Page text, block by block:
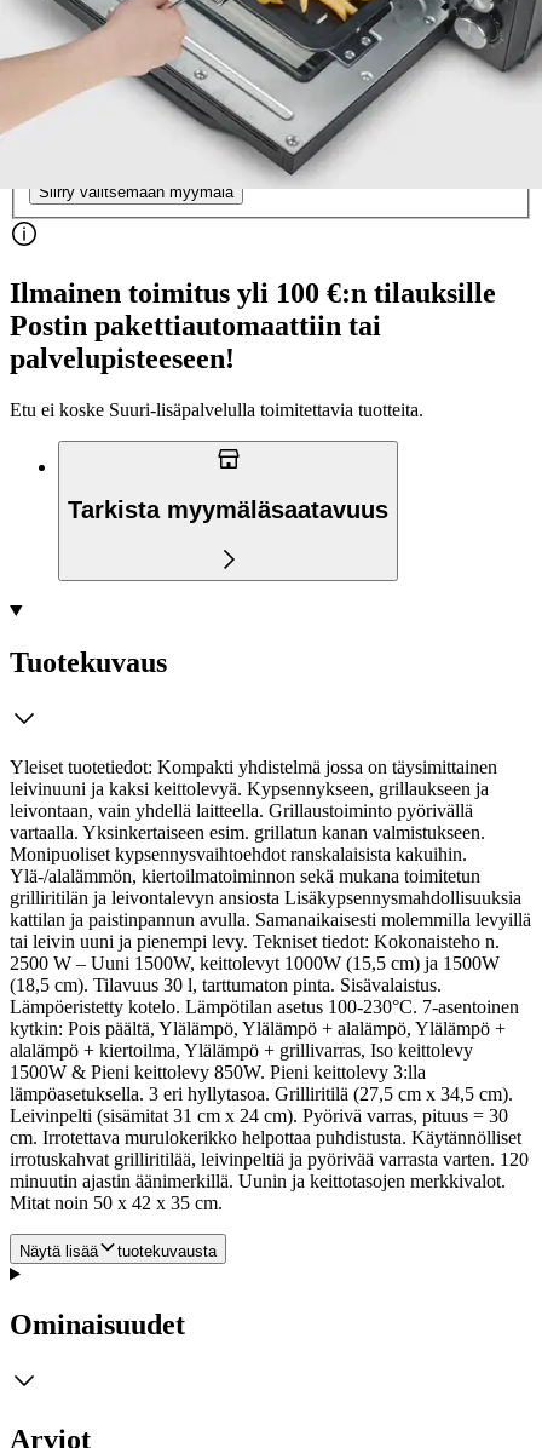
Hinta ilman S-Etukorttia:
199,00 €
Verkkokaupan hinta
Valitse toimitustapa
Siirry valitsemaan myymälä
Kotiin tai noutopisteeseen
Ilmainen toimitus yli 100 €:n tilauksille
Postin pakettiautomaattiin tai
palvelupisteeseen!
Etu ei koske Suuri‑lisäpalvelulla toimitettavia tuotteita.
Tarkista myymäläsaatavuus
Tuotekuvaus
Yleiset tuotetiedot: Kompakti yhdistelmä jossa on täysimittainen
leivinuuni ja kaksi keittolevyä. Kypsennykseen, grillaukseen ja
leivontaan, vain yhdellä laitteella. Grillaustoiminto pyörivällä
vartaalla. Yksinkertaiseen esim. grillatun kanan valmistukseen.
Monipuoliset kypsennysvaihtoehdot ranskalaisista kakuihin.
Ylä-/alalämmön, kiertoilmatoiminnon sekä mukana toimitetun
grilliritilän ja leivontalevyn ansiosta Lisäkypsennysmahdollisuuksia
kattilan ja paistinpannun avulla. Samanaikaisesti molemmilla levyillä
tai leivin uuni ja pienempi levy. Tekniset tiedot: Kokonaisteho n.
2500 W – Uuni 1500W, keittolevyt 1000W (15,5 cm) ja 1500W
(18,5 cm). Tilavuus 30 l, tarttumaton pinta. Sisävalaistus.
Lämpöeristetty kotelo. Lämpötilan asetus 100-230°C. 7-asentoinen
kytkin: Pois päältä, Ylälämpö, Ylälämpö + alalämpö, Ylälämpö +
alalämpö + kiertoilma, Ylälämpö + grillivarras, Iso keittolevy
1500W & Pieni keittolevy 850W. Pieni keittolevy 3:lla
lämpöasetuksella. 3 eri hyllytasoa. Grilliritilä (27,5 cm x 34,5 cm).
Leivinpelti (sisämitat 31 cm x 24 cm). Pyörivä varras, pituus = 30
cm. Irrotettava murulokerikko helpottaa puhdistusta. Käytännölliset
irrotuskahvat grilliritilää, leivinpeltiä ja pyörivää varrasta varten. 120
minuutin ajastin äänimerkillä. Uunin ja keittotasojen merkkivalot.
Mitat noin 50 x 42 x 35 cm.
Näytä lisää tuotekuvausta
Ominaisuudet
Arviot